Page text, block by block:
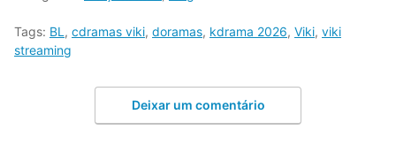
Tags: BL , cdramas viki, doramas, kdrama 2026, Viki, viki
streaming
Deixar um comentário